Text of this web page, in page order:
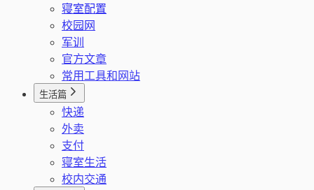
寝室配置
校园网
军训
官方文章
常用工具和网站
生活篇
快递
外卖
支付
寝室生活
校内交通